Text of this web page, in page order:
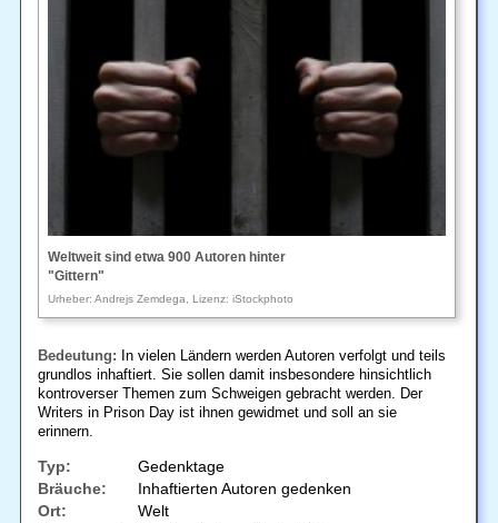
Weltweit sind etwa 900 Autoren hinter
"Gittern"
Urheber: Andrejs Zemdega, Lizenz: iStockphoto
Bedeutung: In vielen Ländern werden Autoren verfolgt und teils
grundlos inhaftiert. Sie sollen damit insbesondere hinsichtlich
kontroverser Themen zum Schweigen gebracht werden. Der
Writers in Prison Day ist ihnen gewidmet und soll an sie
erinnern.
Typ:
Gedenktage
Bräuche:
Inhaftierten Autoren gedenken
Ort:
Welt